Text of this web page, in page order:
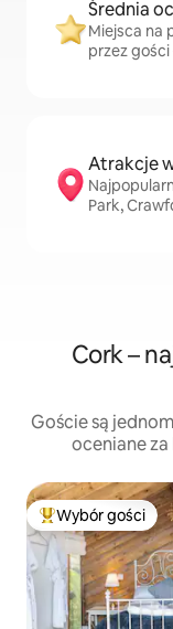
Średnia
Miejsca na
przez gości
Atrakcje
Park,
Cork –
Goście są
oceniane
Najpopularniejsze
Wybór gości